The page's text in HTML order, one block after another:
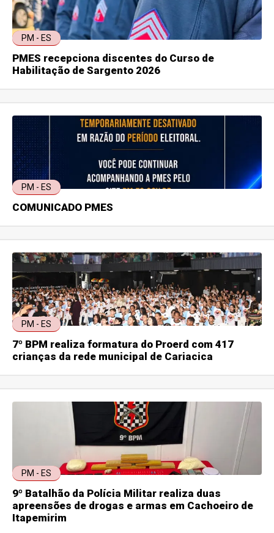
PM - ES
PMES recepciona discentes do Curso de
Habilitação de Sargento 2026
PM - ES
COMUNICADO PMES
PM - ES
7º BPM realiza formatura do Proerd com 417
crianças da rede municipal de Cariacica
PM - ES
9º Batalhão da Polícia Militar realiza duas
apreensões de drogas e armas em Cachoeiro de
Itapemirim